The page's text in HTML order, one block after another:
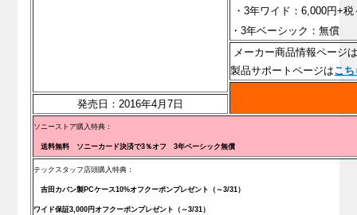
・3年ワイド：6,000円+税
・3年ベーシック：無償
メーカー商品情報ページ
製品サポートページはこち
発売日：2016年4月7日
ソニーストア購入特典：
送料無料 ソニーカード決済で3％オフ 3年ベーシック無償
テックスタッフ店頭購入特典：
吉田カバン製PCケース10%オフクーポンプレゼント（～3/31）
ワイド保証3,000円オフクーポンプレゼント （～3/31）